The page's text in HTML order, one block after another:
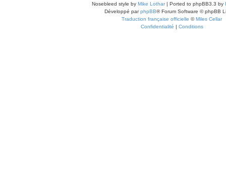
Nosebleed style by Mike Lothar| Ported to phpBB3.3 by
Développé parphpBB® Forum Software © phpBB
Traduction française officielle ©Miles Cellar
Confidentialité | Conditions